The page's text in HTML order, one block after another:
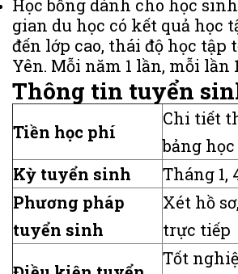
Học bổng dành cho học
gian du học có kết quả học
đến lớp cao, thái độ học tập
Yên. Mỗi năm 1 lần, mỗi lần
Thông tin tuyển
Tiền học phí
Chi tiết
bảng
Kỳ tuyển sinh
Tháng 1,
Phương pháp
tuyển sinh
Xét hồ
trực tiếp
Tốt